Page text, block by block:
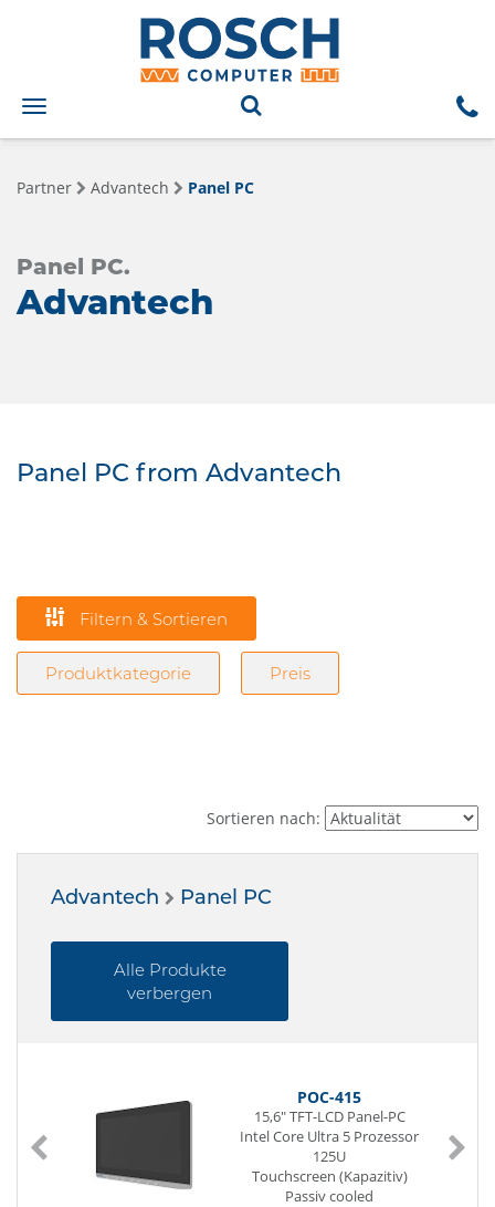
Toggle
navigation
Partner Advantech Panel PC
Panel PC.
Advantech
Panel PC from Advantech
Filtern & Sortieren
Produktkategorie Preis
Sortieren nach:
Advantech Panel PC
Alle Produkte
verbergen
POC-415
15,6" TFT-LCD Panel-PC
Intel Core Ultra 5 Prozessor
125U
Touchscreen (Kapazitiv)
Passiv cooled